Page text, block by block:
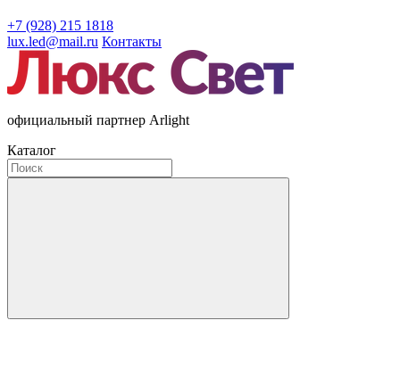
+7 (928) 215 1818
lux.led@mail.ru Контакты
официальный партнер Arlight
Каталог